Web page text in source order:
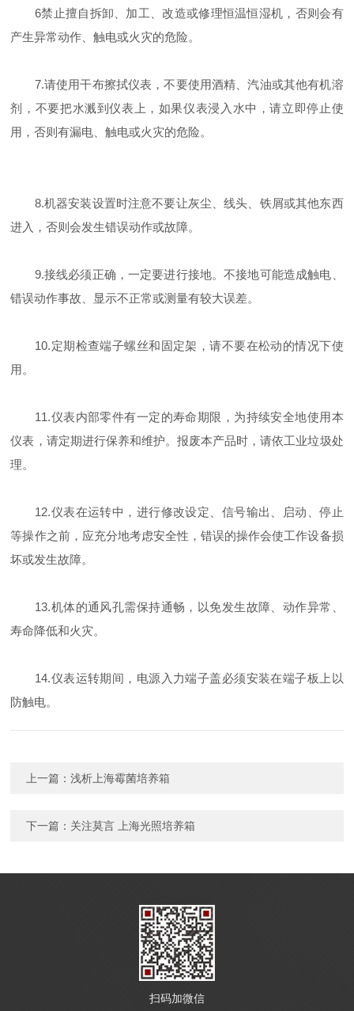
6禁止擅自拆卸、加工、改造或修理恒温恒湿机，否则会有
产生异常动作、触电或火灾的危险。
7.请使用干布擦拭仪表，不要使用酒精、汽油或其他有机溶
剂，不要把水溅到仪表上，如果仪表浸入水中，请立即停止使
用，否则有漏电、触电或火灾的危险。
8.机器安装设置时注意不要让灰尘、线头、铁屑或其他东西
进入，否则会发生错误动作或故障。
9.接线必须正确，一定要进行接地。不接地可能造成触电、
错误动作事故、显示不正常或测量有较大误差。
10.定期检查端子螺丝和固定架，请不要在松动的情况下使
用。
11.仪表内部零件有一定的寿命期限，为持续安全地使用本
仪表，请定期进行保养和维护。报废本产品时，请依工业垃圾处
理。
12.仪表在运转中，进行修改设定、信号输出、启动、停止
等操作之前，应充分地考虑安全性，错误的操作会使工作设备损
坏或发生故障。
13.机体的通风孔需保持通畅，以免发生故障、动作异常、
寿命降低和火灾。
14.仪表运转期间，电源入力端子盖必须安装在端子板上以
防触电。
上一篇：浅析上海霉菌培养箱
下一篇： 关注莫言 上海光照培养箱
扫码加微信